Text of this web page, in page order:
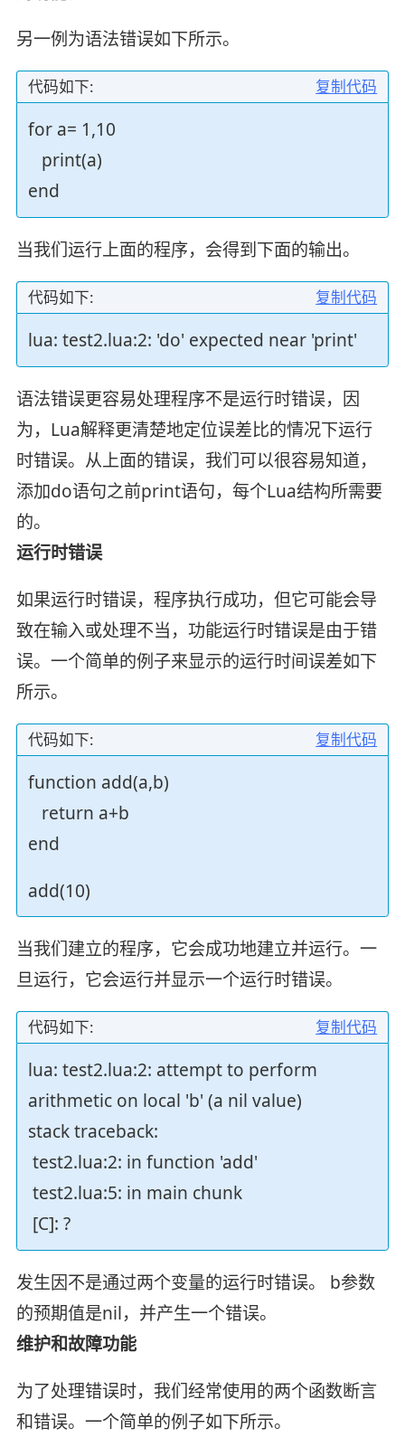
另一例为语法错误如下所示。
复制代码
代码如下:
for a= 1,10
print(a)
end
当我们运行上面的程序，会得到下面的输出。
复制代码
代码如下:
lua: test2.lua:2: 'do' expected near 'print'
语法错误更容易处理程序不是运行时错误，因
为，Lua解释更清楚地定位误差比的情况下运行
时错误。从上面的错误，我们可以很容易知道，
添加do语句之前print语句，每个Lua结构所需要
的。
运行时错误
如果运行时错误，程序执行成功，但它可能会导
致在输入或处理不当，功能运行时错误是由于错
误。一个简单的例子来显示的运行时间误差如下
所示。
复制代码
代码如下:
function add(a,b)
return a+b
end
add(10)
当我们建立的程序，它会成功地建立并运行。一
旦运行，它会运行并显示一个运行时错误。
复制代码
代码如下:
lua: test2.lua:2: attempt to perform
arithmetic on local 'b' (a nil value)
stack traceback:
test2.lua:2: in function 'add'
test2.lua:5: in main chunk
[C]: ?
发生因不是通过两个变量的运行时错误。 b参数
的预期值是nil，并产生一个错误。
维护和故障功能
为了处理错误时，我们经常使用的两个函数断言
和错误。一个简单的例子如下所示。